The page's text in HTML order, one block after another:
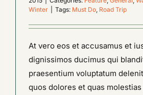
Winter
Tags: Must Do, Road Trip
At vero eos et accusamus et
dignissimos ducimus qui
praesentium voluptatum
quos dolores et quas